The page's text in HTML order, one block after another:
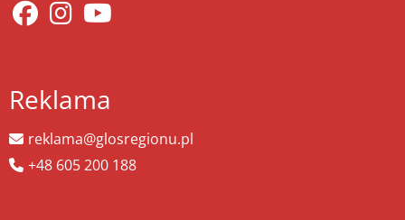
Reklama
reklama@glosregionu.pl
+48 605 200 188